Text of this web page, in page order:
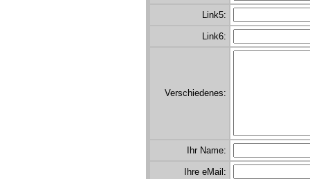
Link5:
Link6:
Verschiedenes:
Ihr Name:
Ihre eMail: